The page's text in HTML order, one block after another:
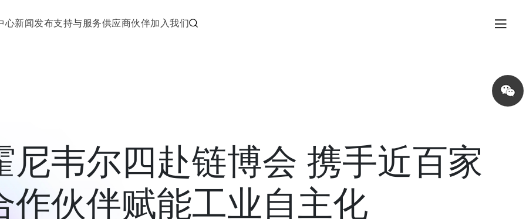
心新闻发布支持与服务供应商伙伴加入我们
Share
on
wechat
尼韦尔四赴链博会 携手近百家
作伙伴赋能工业自主化